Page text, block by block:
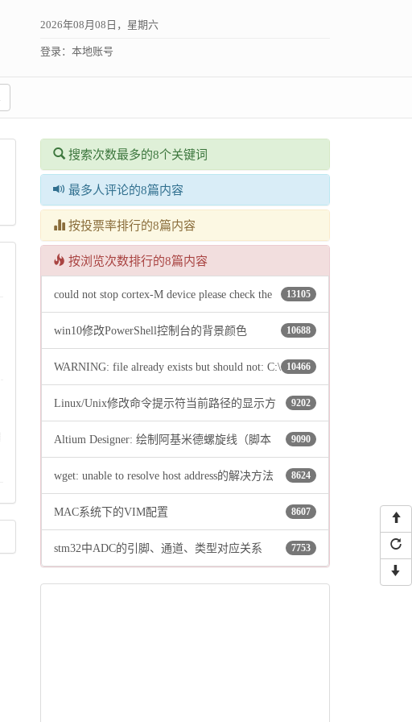
2026年08月08日，星期六
登录： 本地账号
搜索次数最多的8个关键词
最多人评论的8篇内容
按投票率排行的8篇内容
按浏览次数排行的8篇内容
13105
could not stop cortex-M device please check the
jtag cable 10688
win10修改PowerShell控制台的背景颜色
10466
WARNING: file already exists but should not: C:\
…\…\…\Local\Temp\_MEI58962\include\pyconfig.h9202
Linux/Unix修改命令提示符当前路径的显示方
式 9090
Altium Designer: 绘制阿基米德螺旋线（脚本
法） 8624
wget: unable to resolve host address的解决方法
8607
MAC系统下的VIM配置
7753
stm32中ADC的引脚、通道、类型对应关系